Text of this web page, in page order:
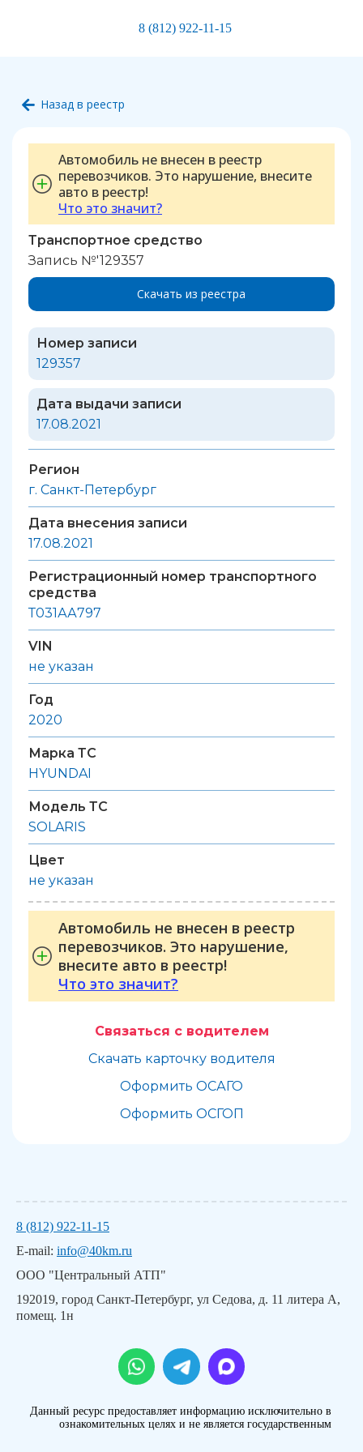
8 (812) 922-11-15
Назад в реестр
Автомобиль не внесен в реестр
перевозчиков. Это нарушение, внесите
авто в реестр!
Что это значит?
Транспортное средство
Запись №'129357
Скачать из реестра
Номер записи
129357
Дата выдачи записи
17.08.2021
Регион
г. Санкт-Петербург
Дата внесения записи
17.08.2021
Регистрационный номер транспортного
средства
Т031АА797
VIN
не указан
Год
2020
Марка ТС
HYUNDAI
Модель ТС
SOLARIS
Цвет
не указан
Автомобиль не внесен в реестр
перевозчиков. Это нарушение,
внесите авто в реестр!
Что это значит?
Связаться с водителем
Скачать карточку водителя
Оформить ОСАГО
Оформить ОСГОП
8 (812) 922-11-15
E-mail: info@40km.ru
ООО "Центральный АТП"
192019, город Санкт-Петербург, ул Седова, д. 11 литера А,
помещ. 1н
Данный ресурс предоставляет информацию исключительно в
ознакомительных целях и не является государственным